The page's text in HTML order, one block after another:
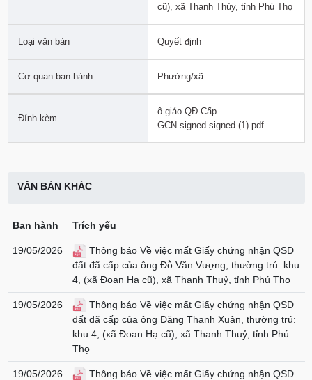
cũ), xã Thanh Thủy, tỉnh Phú Thọ
Loại văn bản Quyết định
Cơ quan ban hành Phường/xã
Đính kèm
ô giáo QĐ Cấp
GCN.signed.signed (1).pdf
VĂN BẢN KHÁC
Ban hành Trích yếu
19/05/2026
Thông báo Về việc mất Giấy chứng nhận QSD
đất đã cấp của ông Đỗ Văn Vượng, thường trú: khu
4, (xã Đoan Hạ cũ), xã Thanh Thuỷ, tỉnh Phú Thọ
19/05/2026
Thông báo Về việc mất Giấy chứng nhận QSD
đất đã cấp của ông Đặng Thanh Xuân, thường trú:
khu 4, (xã Đoan Hạ cũ), xã Thanh Thuỷ, tỉnh Phú
Thọ
19/05/2026
Thông báo Về việc mất Giấy chứng nhận QSD